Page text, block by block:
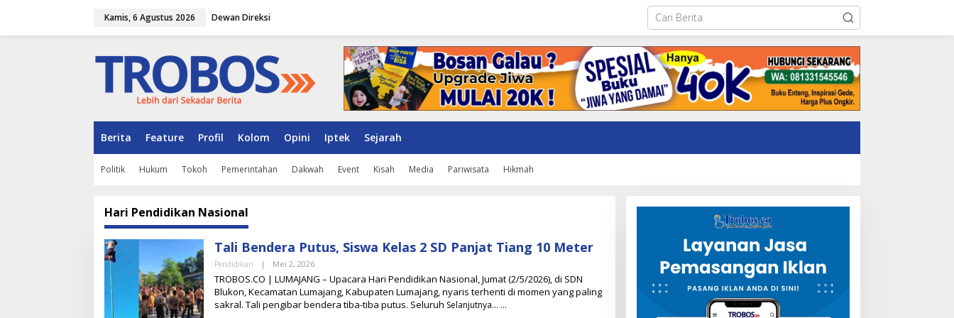
Kamis, 6 Agustus 2026 Dewan Direksi
Berita Feature Profil Kolom Opini Iptek Sejarah
Politik Hukum Tokoh Pemerintahan Dakwah Event Kisah Media Pariwisata Hikmah
Hari Pendidikan Nasional
Tali Bendera Putus, Siswa Kelas 2 SD Panjat Tiang 10 Meter
Pendidikan | Mei 2, 2026
E
H
T
TROBOS.CO | LUMAJANG – Upacara Hari Pendidikan Nasional, Jumat (2/5/2026), di SDN
Blukon, Kecamatan Lumajang, Kabupaten Lumajang, nyaris terhenti di momen yang paling
sakral. Tali pengibar bendera tiba-tiba putus. Seluruh Selanjutnya…